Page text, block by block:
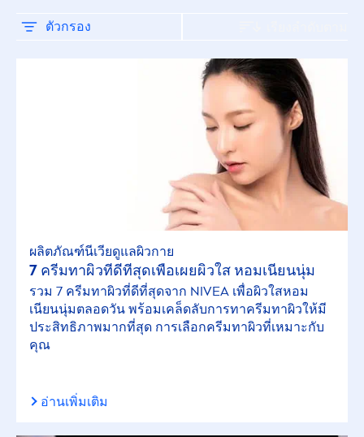
ตัวกรอง
ผลิตภัณฑ์นีเวียดูแลผิวกาย
7 ครีมทาผิวที่ดีที่สุดเพื่อเผยผิวใส หอมเนียนนุ่ม
รวม 7 ครีมทาผิวที่ดีที่สุดจาก NIVEA เพื่อผิวใสหอม
เนียนนุ่มตลอดวัน พร้อมเคล็ดลับการทาครีมทาผิวให้มี
ประสิทธิภาพมากที่สุด การเลือกครีมทาผิวที่เหมาะกับ
คุณ
อ่านเพิ่มเติม